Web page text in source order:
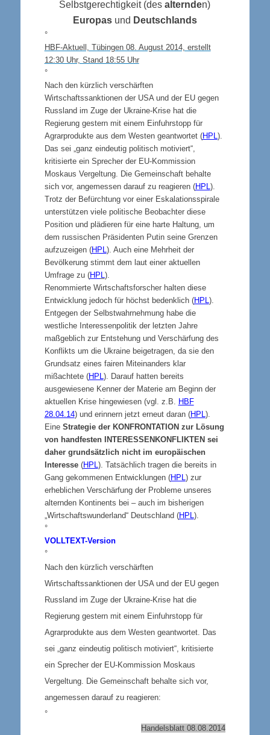
Selbstgerechtigkeit (desalternden)
Europas und Deutschlands
°
HBF-Aktuell, Tübingen 08. August 2014, erstellt
12:30 Uhr, Stand 18:55 Uhr
°
Nach den kürzlich verschärften
Wirtschaftssanktionen der USA und der EU gegen
Russland im Zuge der Ukraine-Krise hat die
Regierung gestern mit einem Einfuhrstopp für
Agrarprodukte aus dem Westen geantwortet (HPL ).
Das sei „ganz eindeutig politisch motiviert“,
kritisierte ein Sprecher der EU-Kommission
Moskaus Vergeltung. Die Gemeinschaft behalte
sich vor, angemessen darauf zu reagieren (HPL ).
Trotz der Befürchtung vor einer Eskalationsspirale
unterstützen viele politische Beobachter diese
Position und plädieren für eine harte Haltung, um
dem russischen Präsidenten Putin seine Grenzen
aufzuzeigen (HPL ). Auch eine Mehrheit der
Bevölkerung stimmt dem laut einer aktuellen
Umfrage zu (HPL ).
Renommierte Wirtschaftsforscher halten diese
Entwicklung jedoch für höchst bedenklich (HPL ).
Entgegen der Selbstwahrnehmung habe die
westliche Interessenpolitik der letzten Jahre
maßgeblich zur Entstehung und Verschärfung des
Konflikts um die Ukraine beigetragen, da sie den
Grundsatz eines fairen Miteinanders klar
mißachtete (HPL ). Darauf hatten bereits
ausgewiesene Kenner der Materie am Beginn der
aktuellen Krise hingewiesen (vgl. z.B. HBF
28.04.14) und erinnern jetzt erneut daran (HPL ).
Eine Strategie der KONFRONTATIONzur Lösung
von handfesten INTERESSENKONFLIKTEN sei
daher grundsätzlich nicht im europäischen
Interesse(HPL ). Tatsächlich tragen die bereits in
Gang gekommenen Entwicklungen (HPL ) zur
erheblichen Verschärfung der Probleme unseres
alternden Kontinents bei – auch im bisherigen
„Wirtschaftswunderland“ Deutschland (HPL ).
°
VOLLTEXT-Version
°
Nach den kürzlich verschärften
Wirtschaftssanktionen der USA und der EU gegen
Russland im Zuge der Ukraine-Krise hat die
Regierung gestern mit einem Einfuhrstopp für
Agrarprodukte aus dem Westen geantwortet. Das
sei „ganz eindeutig politisch motiviert“, kritisierte
ein Sprecher der EU-Kommission Moskaus
Vergeltung. Die Gemeinschaft behalte sich vor,
angemessen darauf zu reagieren:
°
Handelsblatt 08.08.2014